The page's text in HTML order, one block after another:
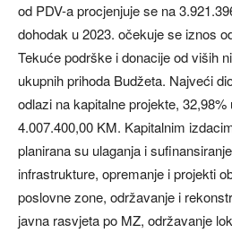
od PDV-a procjenjuje se na
dohodak u 2023. očekuje se iznos
Tekuće podrške i donacije od viših
ukupnih prihoda Budžeta. Najveći
odlazi na kapitalne projekte,
4.007.400,00 KM. Kapitalnim
planirana su ulaganja i
infrastrukture, opremanje i projekti
poslovne zone, održavanje i
javna rasvjeta po MZ, održavanje